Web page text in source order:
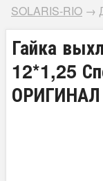
SOLARIS-RIO →
Гайка
12*1,25
ОРИГИНАЛ